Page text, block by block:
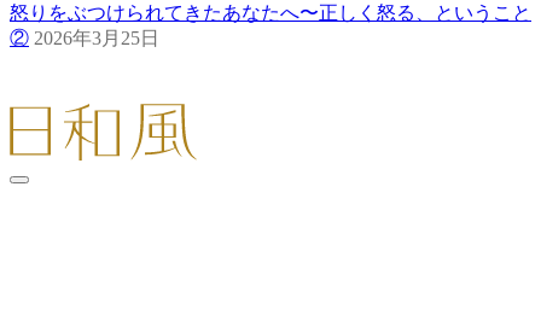
怒りをぶつけられてきたあなたへ〜正しく怒る、ということ
② 2026年3月25日